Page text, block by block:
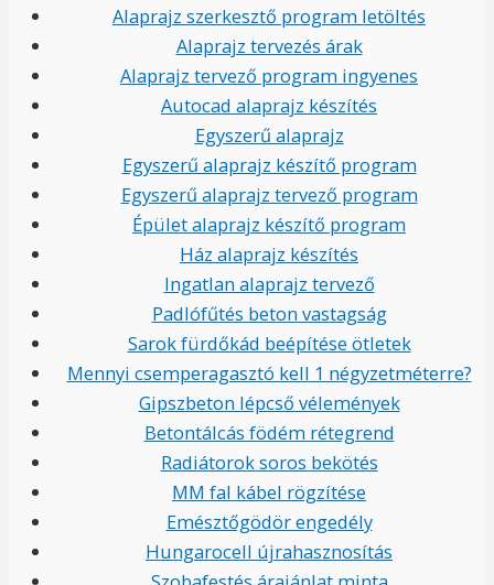
Alaprajz szerkesztő program letöltés
Alaprajz tervezés árak
Alaprajz tervező program ingyenes
Autocad alaprajz készítés
Egyszerű alaprajz
Egyszerű alaprajz készítő program
Egyszerű alaprajz tervező program
Épület alaprajz készítő program
Ház alaprajz készítés
Ingatlan alaprajz tervező
Padlófűtés beton vastagság
Sarok fürdőkád beépítése ötletek
Mennyi csemperagasztó kell 1 négyzetméterre?
Gipszbeton lépcső vélemények
Betontálcás födém rétegrend
Radiátorok soros bekötés
MM fal kábel rögzítése
Emésztőgödör engedély
Hungarocell újrahasznosítás